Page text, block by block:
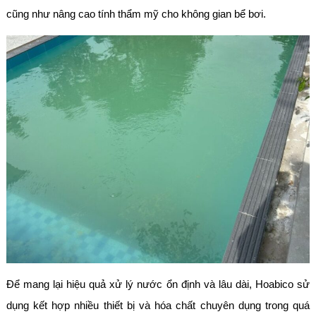
cũng như nâng cao tính thẩm mỹ cho không gian bể bơi.
Để mang lại hiệu quả xử lý nước ổn định và lâu dài, Hoabico sử
dụng kết hợp nhiều thiết bị và hóa chất chuyên dụng trong quá